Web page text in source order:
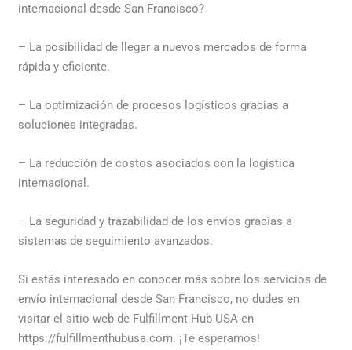
internacional desde San Francisco?
– La posibilidad de llegar a nuevos mercados de forma
rápida y eficiente.
– La optimización de procesos logísticos gracias a
soluciones integradas.
– La reducción de costos asociados con la logística
internacional.
– La seguridad y trazabilidad de los envíos gracias a
sistemas de seguimiento avanzados.
Si estás interesado en conocer más sobre los servicios de
envío internacional desde San Francisco, no dudes en
visitar el sitio web de Fulfillment Hub USA en
https://fulfillmenthubusa.com. ¡Te esperamos!